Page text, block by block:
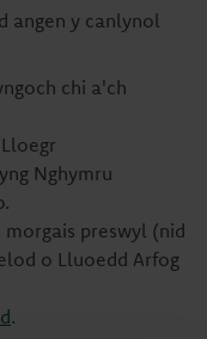
angen y canlynol
chi a'ch
Nghymru
preswyl (nid
o Lluoedd Arfog
.